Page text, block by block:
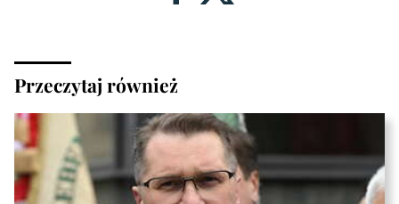
Przeczytaj również